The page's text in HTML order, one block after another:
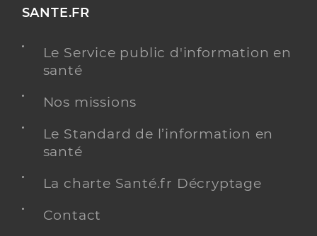
Chu saint etienne
Voir l’offre identifiée
Jarez
Téléphone
0477828000
SANTE.FR
Le Service public d'information en
santé
Nos missions
Le Standard de l’information en
santé
La charte Santé.fr Décryptage
Contact